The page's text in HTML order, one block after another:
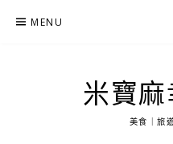
MENU
米寶麻
美食｜旅